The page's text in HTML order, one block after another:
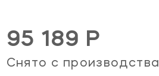
95 189 Р
Снято с производства